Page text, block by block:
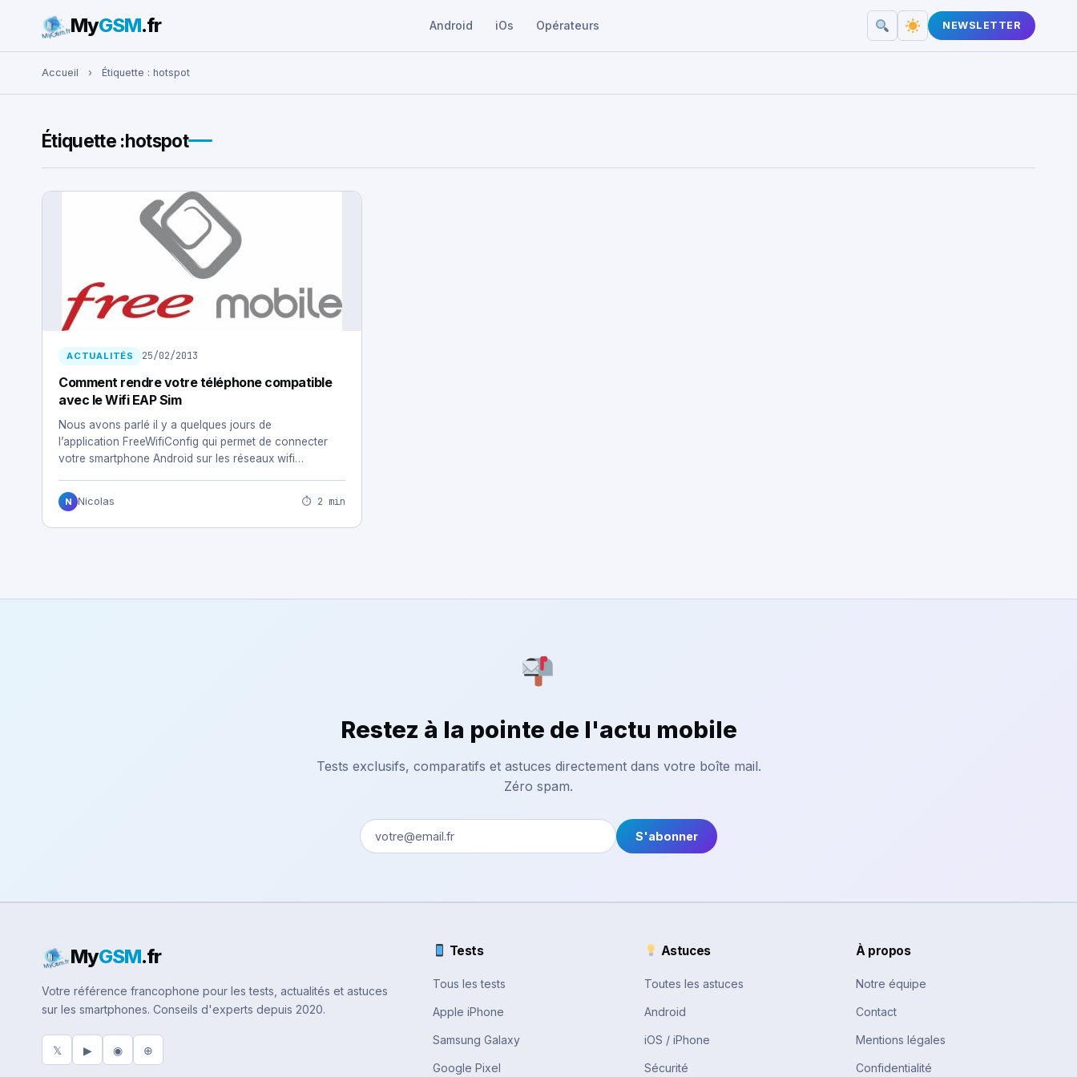
Rechercher :
MyGSM.fr Android iOs Opérateurs NEWSLETTER
Accueil › Étiquette : hotspot
Étiquette :hotspot
ACTUALITÉS 25/02/2013
Comment rendre votre téléphone compatible
avec le Wifi EAP Sim
Nous avons parlé il y a quelques jours de
l’application FreeWifiConfig qui permet de connecter
votre smartphone Android sur les réseaux wifi…
N Nicolas ⏱ 2 min
Restez à la pointe de l'actu mobile
Tests exclusifs, comparatifs et astuces directement dans votre boîte mail.
Zéro spam.
S'abonner
MyGSM.fr
Votre référence francophone pour les tests, actualités et astuces
sur les smartphones. Conseils d'experts depuis 2020.
𝕏 ▶ ◉ ⊕
Tests
Tous les tests
Apple iPhone
Samsung Galaxy
Google Pixel
Astuces
Toutes les astuces
Android
iOS / iPhone
Sécurité
À propos
Notre équipe
Contact
Mentions légales
Confidentialité